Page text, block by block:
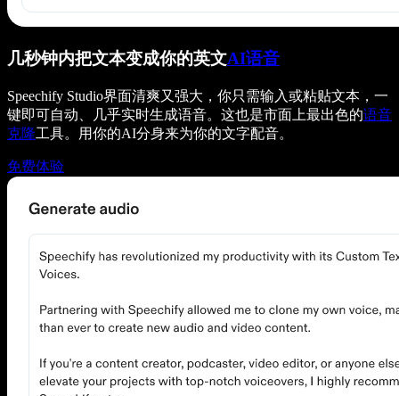
几秒钟内把文本变成你的英文AI语音
Speechify Studio界面清爽又强大，你只需输入或粘贴文本，一
键即可自动、几乎实时生成语音。这也是市面上最出色的语音
克隆工具。用你的AI分身来为你的文字配音。
免费体验